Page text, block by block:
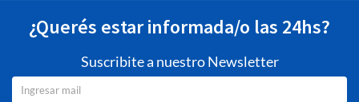
¿Querés estar informada/o las 24hs?
Suscribite a nuestro Newsletter